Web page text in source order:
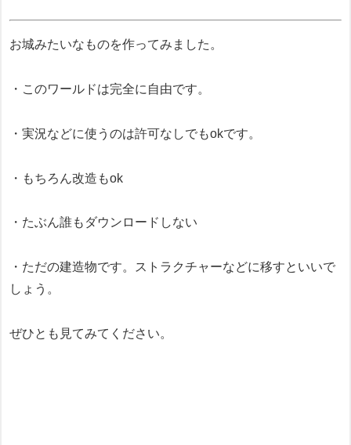
お城みたいなものを作ってみました。
・このワールドは完全に自由です。
・実況などに使うのは許可なしでもokです。
・もちろん改造もok
・たぶん誰もダウンロードしない
・ただの建造物です。ストラクチャーなどに移すといいで
しょう。
ぜひとも見てみてください。